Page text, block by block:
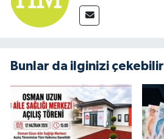
Bunlar da ilginizi çekebilir